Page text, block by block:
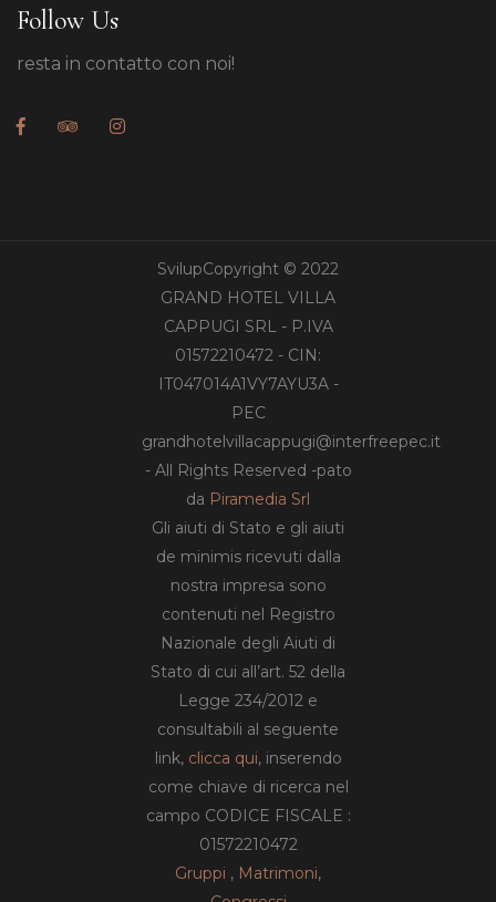
Follow Us
resta in contatto con noi!
SvilupCopyright © 2022
GRAND HOTEL VILLA
CAPPUGI SRL - P.IVA
01572210472 - CIN:
IT047014A1VY7AYU3A -
PEC
grandhotelvillacappugi@interfreepec.it
- All Rights Reserved -pato
da Piramedia Srl
Gli aiuti di Stato e gli aiuti
de minimis ricevuti dalla
nostra impresa sono
contenuti nel Registro
Nazionale degli Aiuti di
Stato di cui all’art. 52 della
Legge 234/2012 e
consultabili al seguente
link, clicca qui, inserendo
come chiave di ricerca nel
campo CODICE FISCALE :
01572210472
Gruppi , Matrimoni,